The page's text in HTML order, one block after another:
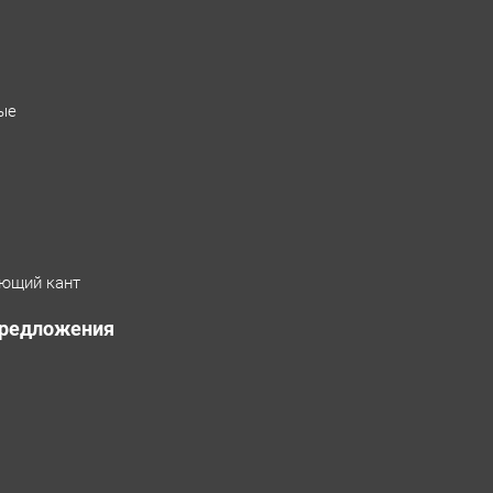
кант